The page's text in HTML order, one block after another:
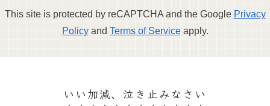
This site is protected by reCAPTCHA and the Google Privacy
Policyand Terms of Serviceapply.
いい加減、泣き止みなさい